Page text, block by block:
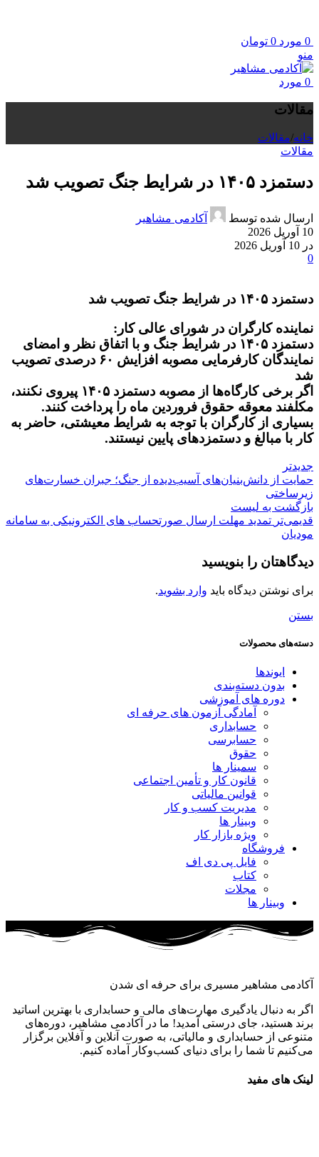
0 مورد 0 تومان
منو
0 مورد
مقالات
خانه/مقالات
مقالات
دستمزد ۱۴۰۵ در شرایط جنگ تصویب شد
ارسال شده توسط
آکادمی مشاهیر
10 آوریل 2026
در 10 آوریل 2026
0
دستمزد ۱۴۰۵ در شرایط جنگ تصویب شد
نماینده کارگران در شورای عالی کار:
دستمزد ۱۴۰۵ در شرایط جنگ و با اتفاق نظر و امضای
نمایندگان کارفرمایی مصوبه افزایش ۶۰ درصدی تصویب
شد
اگر برخی کارگاه‌ها از مصوبه دستمزد ۱۴۰۵ پیروی نکنند،
مکلفند معوقه حقوق فروردین ماه را پرداخت کنند.
بسیاری از کارگران با توجه به شرایط معیشتی، حاضر به
کار با مبالغ و دستمزدهای پایین نیستند.
جدیدتر
حمایت از دانش‌بنیان‌‎های آسیب‌دیده از جنگ؛ جبران خسارت‌های
زیرساختی
بازگشت به لیست
قدیمی‌تر تمدید مهلت ارسال صورتحساب های الکترونیکی به سامانه
مودیان
دیدگاهتان را بنویسید
برای نوشتن دیدگاه باید وارد بشوید.
بستن
دسته‌های محصولات
ایوندها
بدون دسته‌بندی
دوره های آموزشی
آمادگی آزمون های حرفه ای
حسابداری
حسابرسی
حقوق
سمینار ها
قانون کار و تأمین اجتماعی
قوانین مالیاتی
مدیریت کسب و کار
وبینار ها
ویژه بازار کار
فروشگاه
فایل پی دی اف
کتاب
مجلات
وبینار ها
آکادمی مشاهیر مسیری برای حرفه ای شدن
اگر به دنبال یادگیری مهارت‌های مالی و حسابداری با بهترین اساتید
برند هستید، جای درستی آمدید! ما در آکادمی مشاهیر، دوره‌های
متنوعی از حسابداری و مالیاتی، به صورت آنلاین و آفلاین برگزار
می‌کنیم تا شما را برای دنیای کسب‌وکار آماده کنیم.
لینک های مفید